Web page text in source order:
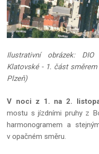
Ilustrativní obrázek:
Klatovské - 1. část směrem
Plzeň)
V noci z 1. na 2.
mostu s jízdními pruhy z
harmonogramem a
v opačném směru.